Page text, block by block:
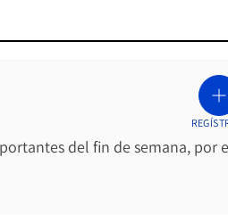
del fin de semana, por